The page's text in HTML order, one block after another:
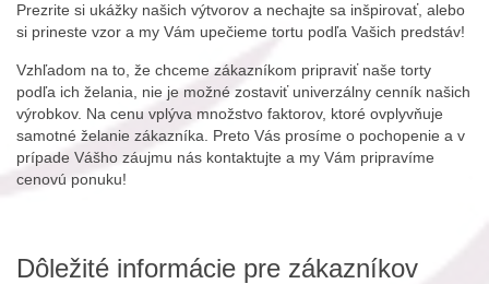
Prezrite si ukážky našich výtvorov a nechajte sa inšpirovať, alebo
si prineste vzor a my Vám upečieme tortu podľa Vašich predstáv!
Vzhľadom na to, že chceme zákazníkom pripraviť naše torty
podľa ich želania, nie je možné zostaviť univerzálny cenník našich
výrobkov. Na cenu vplýva množstvo faktorov, ktoré ovplyvňuje
samotné želanie zákazníka. Preto Vás prosíme o pochopenie a v
prípade Vášho záujmu nás kontaktujte a my Vám pripravíme
cenovú ponuku!
Dôležité informácie pre zákazníkov